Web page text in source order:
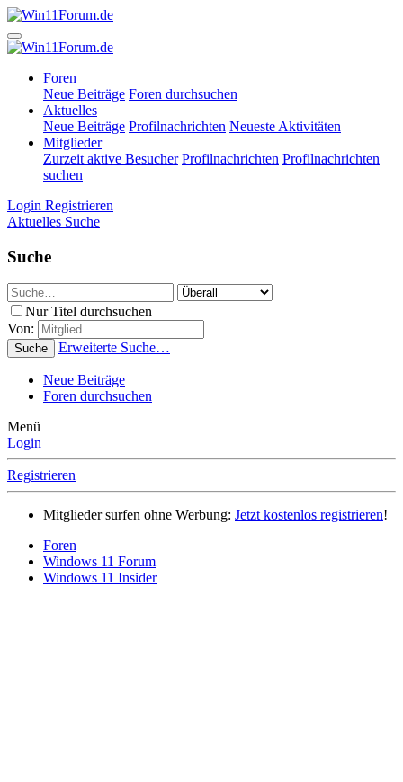
Foren
Neue Beiträge Foren durchsuchen
Aktuelles
Neue Beiträge Profilnachrichten Neueste Aktivitäten
Mitglieder
Zurzeit aktive Besucher Profilnachrichten Profilnachrichten
suchen
Login Registrieren
Aktuelles Suche
Suche
Nur Titel durchsuchen
Von:
Suche Erweiterte Suche…
Neue Beiträge
Foren durchsuchen
Menü
Login
Registrieren
Mitglieder surfen ohne Werbung: Jetzt kostenlos registrieren!
Foren
Windows 11 Forum
Windows 11 Insider